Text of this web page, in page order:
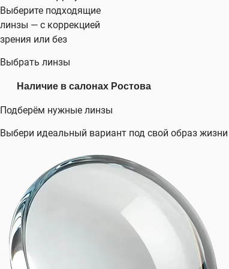
Выберите подходящие
линзы — с коррекцией
зрения или без
Выбрать линзы
Наличие в салонах Ростова
Подберём нужные линзы
Выбери идеальный вариант под свой образ жизни